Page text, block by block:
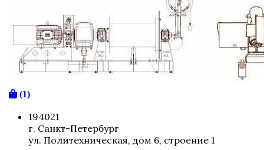
(1)
194021
г. Санкт-Петербург
ул. Политехническая, дом 6, строение 1